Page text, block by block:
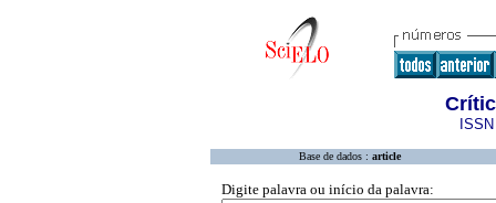
Base de dados : article
Digite palavra ou início da palavra: